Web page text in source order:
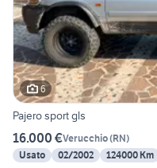
6
Pajero sport gls
16.000 €Verucchio(RN)
Usato
02/2002 124000 Km